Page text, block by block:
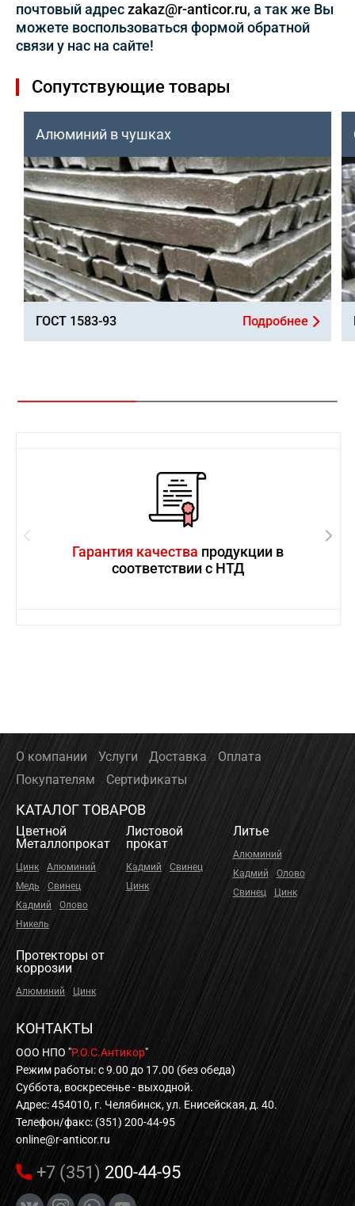
почтовый адресzakaz@r-anticor.ru, а так же Вы
можете воспользоваться формой обратной
связи у нас на сайте!
Сопутствующие товары
Алюминий в чушках
ГОСТ 1583-93 Подробнее
Гарантия качества продукции в
соответствии с НТД
О компании Услуги Доставка
Оплата
Покупателям
Сертификаты
КАТАЛОГ ТОВАРОВ
Цветной
Металлопрокат
Цинк
Алюминий
Медь
Свинец
Кадмий
Олово
Никель
Листовой
прокат
Кадмий
Свинец
Цинк
Литье
Алюминий
Кадмий
Олово
Свинец
Цинк
Протекторы от
коррозии
Алюминий Цинк
КОНТАКТЫ
ООО НПО "Р.О.С.Антикор"
Режим работы: с 9.00 до 17.00 (без обеда)
Суббота, воскресенье - выходной.
Адрес: 454010, г. Челябинск, ул. Енисейская, д. 40.
Телефон/факс: (351) 200-44-95
online@r-anticor.ru
+7 (351) 200-44-95